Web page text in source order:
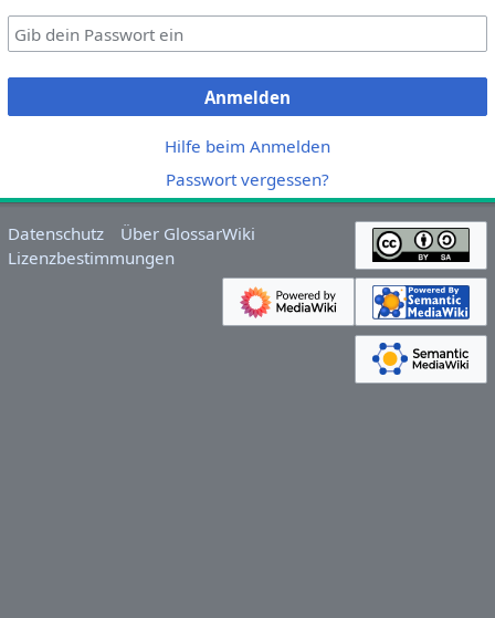
Anmelden
Hilfe beim Anmelden
Passwort vergessen?
Datenschutz
Über GlossarWiki
Lizenzbestimmungen